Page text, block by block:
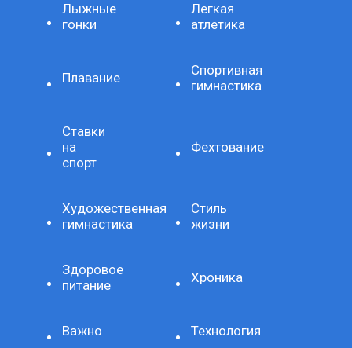
Лыжные
гонки
Легкая
атлетика
Плавание
Спортивная
гимнастика
Ставки
на
спорт
Фехтование
Художественная
гимнастика
Стиль
жизни
Здоровое
питание
Хроника
Важно Технология